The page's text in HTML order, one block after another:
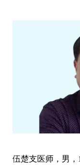
伍楚支医师，男